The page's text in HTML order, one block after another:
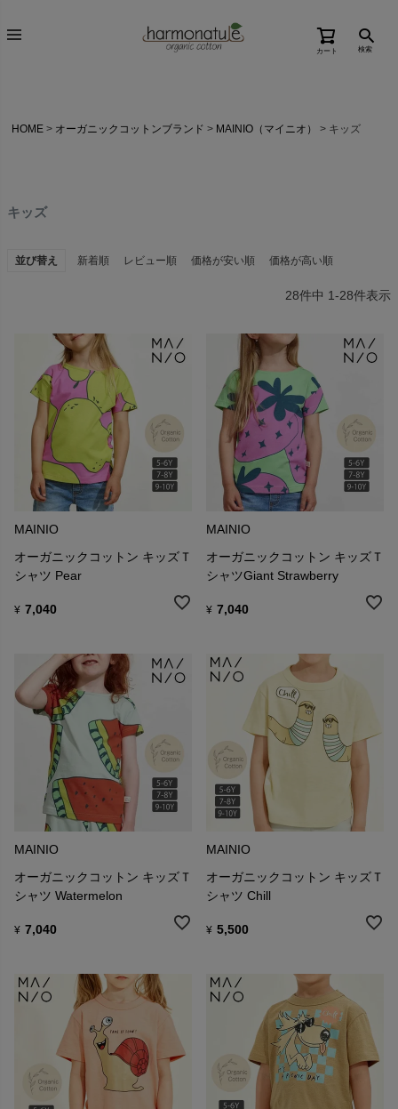
カート 検索
HOME オーガニックコットンブランド MAINIO（マイニオ） キッズ
キッズ
並び替え 新着順 レビュー順 価格が安い順 価格が高い順
28件中 1-28件表示
MAINIO
オーガニックコットン キッズＴ
シャツ Pear
¥ 7,040
MAINIO
オーガニックコットン キッズＴ
シャツGiant Strawberry
¥ 7,040
MAINIO
オーガニックコットン キッズＴ
シャツ Watermelon
¥ 7,040
MAINIO
オーガニックコットン キッズＴ
シャツ Chill
¥ 5,500